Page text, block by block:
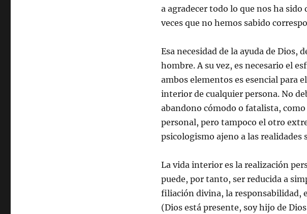
a agradecer todo lo que nos ha
veces que no hemos sabido
Esa necesidad de la ayuda de Dios,
hombre. A su vez, es necesario el
ambos elementos es esencial para
interior de cualquier persona. No
abandono cómodo o fatalista,
personal, pero tampoco el otro
psicologismo ajeno a las realidades
La vida interior es la realización
puede, por tanto, ser reducida a
filiación divina, la responsabilidad,
(Dios está presente, soy hijo de